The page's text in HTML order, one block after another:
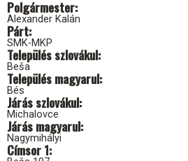
Polgármester
Alexander Kalán
Párt
SMK-MKP
Település szlovákul
Beša
Település magyarul
Bés
Járás szlovákul
Michalovce
Járás magyarul
Nagymihályi
Címsor 1